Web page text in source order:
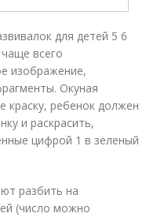
для детей 5 6
всего
изображение,
Окуная
краску, ребенок должен
и раскрасить,
цифрой 1 в зеленый
разбить на
(число можно